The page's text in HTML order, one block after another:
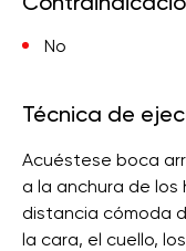
No
Técnica de
Acuéstese boca
a la anchura de los
distancia cómoda
la cara, el cuello,